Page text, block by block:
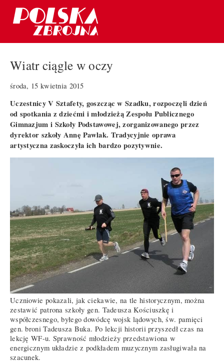
Wiatr ciągle w oczy
środa, 15 kwietnia 2015
Uczestnicy V Sztafety, goszcząc w Szadku, rozpoczęli dzień
od spotkania z dziećmi i młodzieżą Zespołu Publicznego
Gimnazjum i Szkoły Podstawowej, zorganizowanego przez
dyrektor szkoły Annę Pawlak. Tradycyjnie oprawa
artystyczna zaskoczyła ich bardzo pozytywnie.
Uczniowie pokazali, jak ciekawie, na tle historycznym, można
zestawić patrona szkoły gen. Tadeusza Kościuszkę i
współczesnego, byłego dowódcę wojsk lądowych, św. pamięci
gen. broni Tadeusza Buka. Po lekcji historii przyszedł czas na
lekcję WF-u. Sprawność młodzieży przedstawiona w
energicznym układzie z podkładem muzycznym zasługiwała na
szacunek.